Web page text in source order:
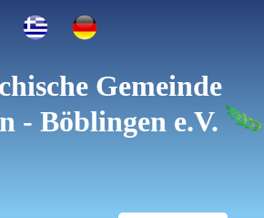
Gemeinde
- Böblingen e.V.